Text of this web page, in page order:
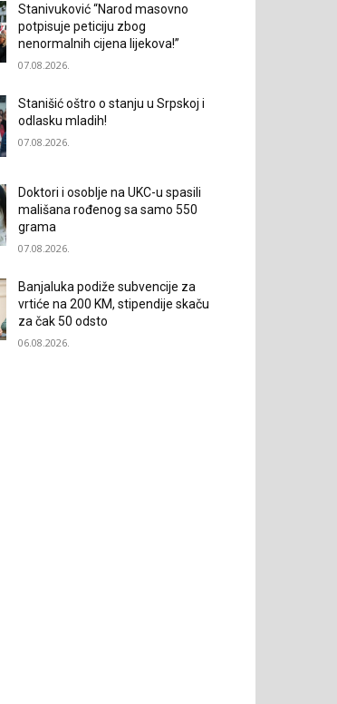
Stanivuković “Narod masovno
potpisuje peticiju zbog
nenormalnih cijena lijekova!”
07.08.2026.
Stanišić oštro o stanju u Srpskoj i
odlasku mladih!
07.08.2026.
Doktori i osoblje na UKC-u spasili
mališana rođenog sa samo 550
grama
07.08.2026.
Banjaluka podiže subvencije za
vrtiće na 200 KM, stipendije skaču
za čak 50 odsto
06.08.2026.